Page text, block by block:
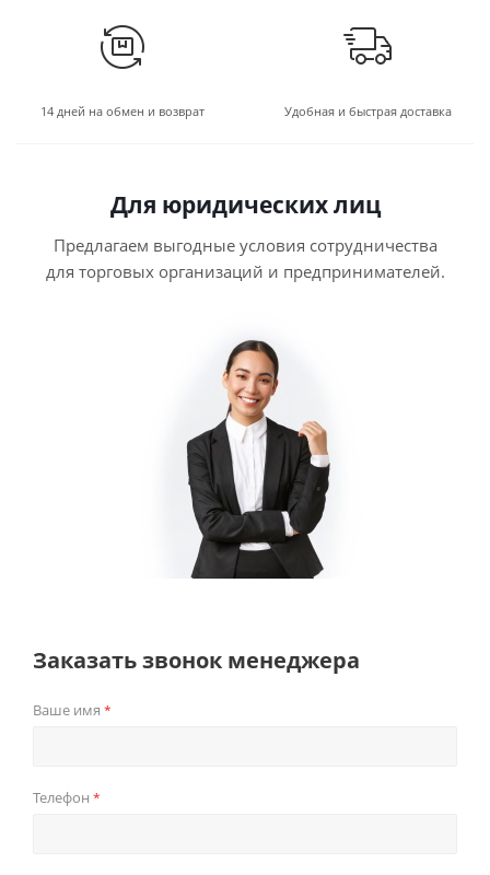
14 дней на обмен и возврат Удобная и быстрая доставка
Для юридических лиц
Предлагаем выгодные условия сотрудничества
для торговых организаций и предпринимателей.
Заказать звонок менеджера
Ваше имя *
Телефон *